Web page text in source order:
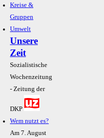
Kreise &
Gruppen
Umwelt
Unsere
Zeit
Sozialistische
Wochenzeitung
- Zeitung der
DKP
Wem nutzt es?
Am 7. August